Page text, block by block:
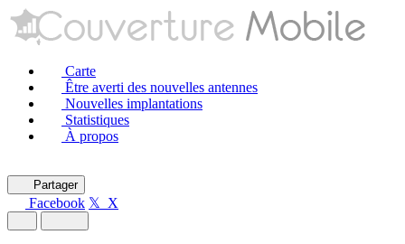
Carte
Être averti des nouvelles antennes
Nouvelles implantations
Statistiques
À propos
Partager
Facebook 𝕏 X